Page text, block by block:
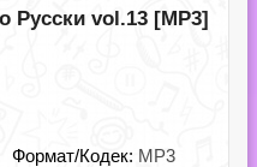
Русски vol.13 [MP3]
Формат/Кодек: MP3